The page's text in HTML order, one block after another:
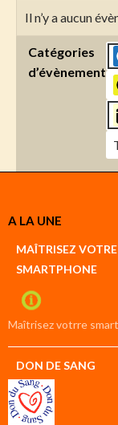
Il n’y a aucun
Catégories
d’évènement
Créer
compte
compte
A LA UNE
MAÎTRISEZ VOTRE
SMARTPHONE
Maîtrisez votrre
DON DE SANG